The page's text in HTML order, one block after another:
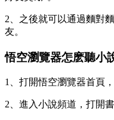
2、之後就可以通過麵對
友。
悟空瀏覽器怎麽聽小
1、打開悟空瀏覽器首頁
2、進入小說頻道，打開